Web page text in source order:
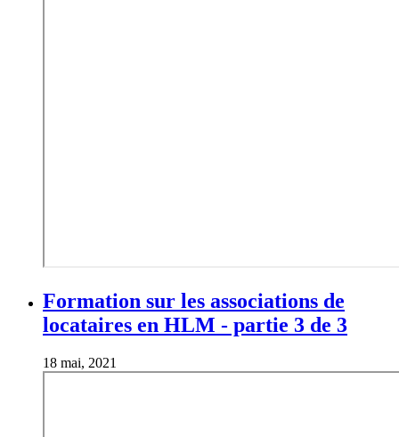
Formation sur les associations de
locataires en HLM - partie 3 de 3
18 mai, 2021